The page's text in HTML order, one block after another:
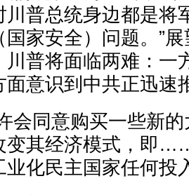
川普总统身边都是
家安全）问题。”
川普将面临两难：一
面意识到中共正迅速
同意购买一些新的
变其经济模式，即
化民主国家任何投